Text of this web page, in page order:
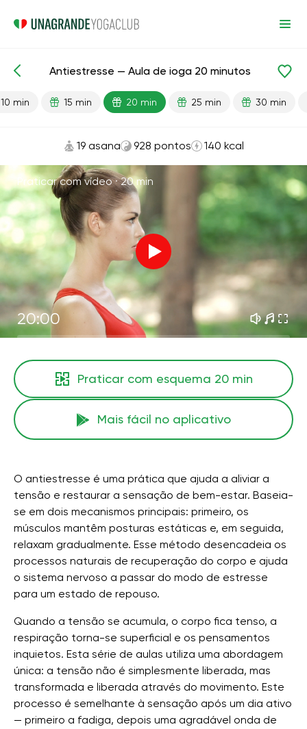
Aulas prontas Relaxamento Antiestresse
Antiestresse — Aula de ioga 20 minutos
10 min 15 min 20 min 25 min 30 min
19 asana 928 pontos 140 kcal
Praticar com vídeo ·20 min
20:00
Praticar com esquema 20 min
Mais fácil no aplicativo
O antiestresse é uma prática que ajuda a aliviar a
tensão e restaurar a sensação de bem-estar. Baseia-
se em dois mecanismos principais: primeiro, os
músculos mantêm posturas estáticas e, em seguida,
relaxam gradualmente. Esse método desencadeia os
processos naturais de recuperação do corpo e ajuda
o sistema nervoso a passar do modo de estresse
para um estado de repouso.
Quando a tensão se acumula, o corpo fica tenso, a
respiração torna-se superficial e os pensamentos
inquietos. Esta série de aulas utiliza uma abordagem
única: a tensão não é simplesmente liberada, mas
transformada e liberada através do movimento. Este
processo é semelhante à sensação após um dia ativo
— primeiro a fadiga, depois uma agradável onda de